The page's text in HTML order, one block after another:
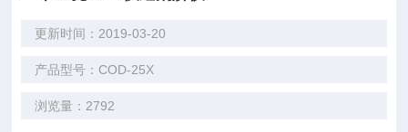
更新时间：2019-03-20
产品型号：COD-25X
浏览量：2792